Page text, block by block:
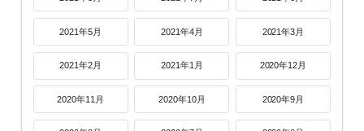
2021年5月 2021年4月 2021年3月
2021年2月 2021年1月 2020年12月
2020年11月 2020年10月 2020年9月